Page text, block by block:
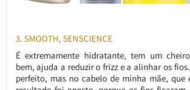
3. SMOOTH, SENSCIENCE
É extremamente hidratante, tem um
bem, ajuda a reduzir o frizz e a alinhar os
perfeito, mas no cabelo de minha mãe, que